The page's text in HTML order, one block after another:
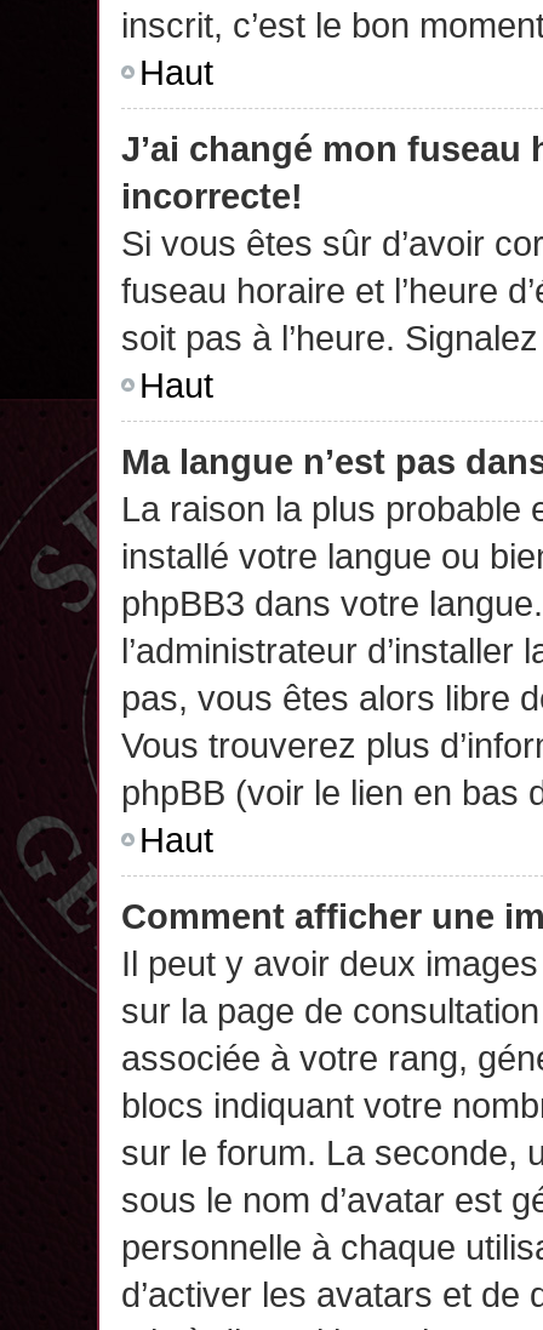
inscrit, c’est le bon
Haut
J’ai changé mon fuseau
incorrecte!
Si vous êtes sûr d’avoir
fuseau horaire et l’heure
soit pas à l’heure.
Haut
Ma langue n’est pas
La raison la plus probable
installé votre langue ou
phpBB3 dans votre
l’administrateur d’installer
pas, vous êtes alors libre
Vous trouverez plus
phpBB (voir le lien en bas
Haut
Comment afficher une
Il peut y avoir deux
sur la page de
associée à votre rang,
blocs indiquant votre
sur le forum. La seconde,
sous le nom d’avatar est
personnelle à chaque
d’activer les avatars et de